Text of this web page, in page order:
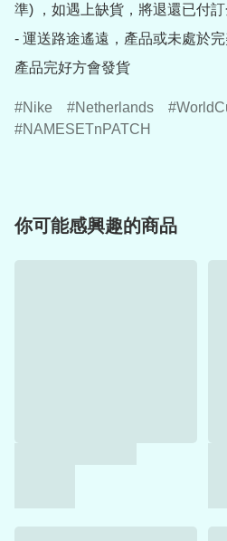
準) ，如遇上缺貨，將退還已付訂
- 運送路途遙遠，產品或未處於
產品完好方會發貨
Nike Netherlands
NAMESETnPATCH
你可能感興趣的商品